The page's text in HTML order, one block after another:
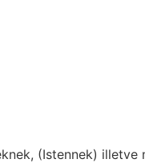
(Istennek)